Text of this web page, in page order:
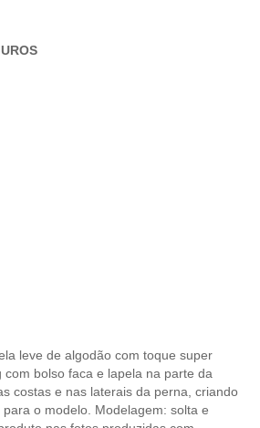
leve de algodão com toque super
com bolso faca e lapela na parte da
costas e nas laterais da perna, criando
o modelo. Modelagem: solta e